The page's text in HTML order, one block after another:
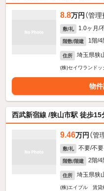
8.8万円 （管理
敷/礼 1.0ヶ月/
階数/階建 1階/4
住所 埼玉県狭
(株)セイワランドッ
物
西武新宿線 /狭山市駅 徒歩15
9.46万円 （管
敷/礼 不要/不要
階数/階建 2階/4
住所 埼玉県狭
(株)エイブル 賃貸